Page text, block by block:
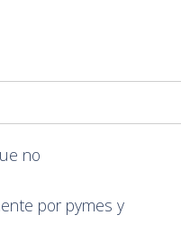
no
por pymes y